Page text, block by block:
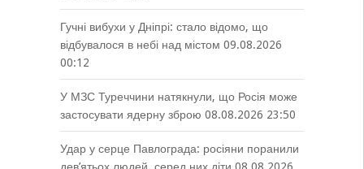
Гучні вибухи у Дніпрі: стало відомо, що
відбувалося в небі над містом 09.08.2026
00:12
У МЗС Туреччини натякнули, що Росія може
застосувати ядерну зброю 08.08.2026 23:50
Удар у серце Павлограда: росіяни поранили